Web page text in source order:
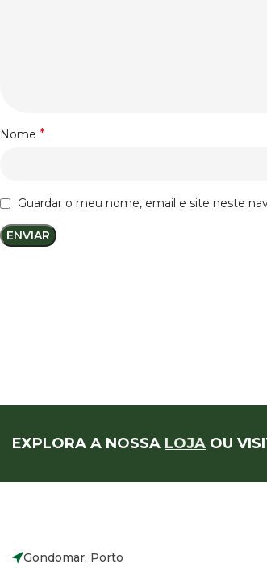
Nome *
Guardar o meu nome, email e site neste
EXPLORA A NOSSA LOJA OU
Gondomar, Porto